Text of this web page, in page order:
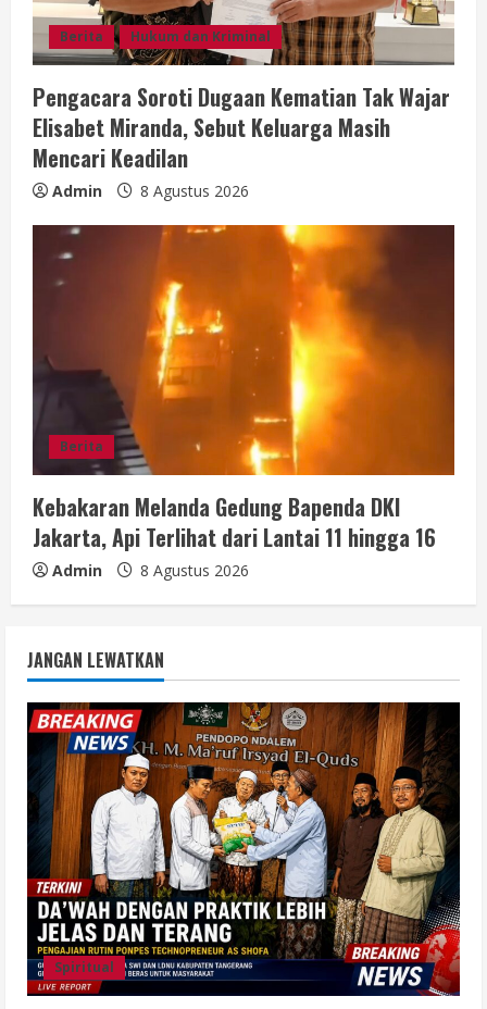
Berita Hukum dan Kriminal
Pengacara Soroti Dugaan Kematian Tak Wajar
Elisabet Miranda, Sebut Keluarga Masih
Mencari Keadilan
Admin 8 Agustus 2026
Berita
Kebakaran Melanda Gedung Bapenda DKI
Jakarta, Api Terlihat dari Lantai 11 hingga 16
Admin 8 Agustus 2026
JANGAN LEWATKAN
Spiritual